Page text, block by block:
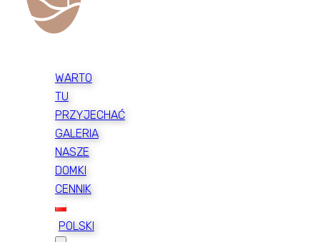
WARTO
TU
PRZYJECHAĆ
GALERIA
NASZE
DOMKI
CENNIK
POLSKI